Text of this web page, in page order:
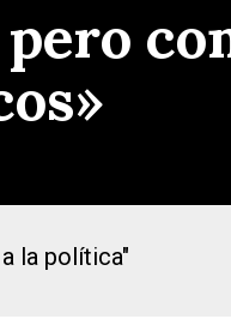
la política"